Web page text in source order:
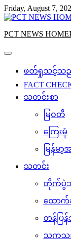
Skip
to
Friday, August 7,
PCT NEWS
ဖတ်ရှုသင့်သည့်
FACT
သတင်းစာ
မြဝတီ
ကြေးမုံ
မြန်မ
သတင်း
တိုက်ပွဲ
ထောက်
တန်ပြ
သကသ